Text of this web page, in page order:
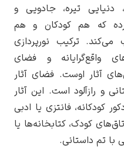
تیره، جادویی و
که هم کودکان و هم
ترکیب نورپردازی
واقع‌گرایانه و فضای
آثار اوست. فضای آثار
رازآلود است. این آثار
فانتزی یا ادبی
کودک، کتابخانه‌ها یا
داستانی.